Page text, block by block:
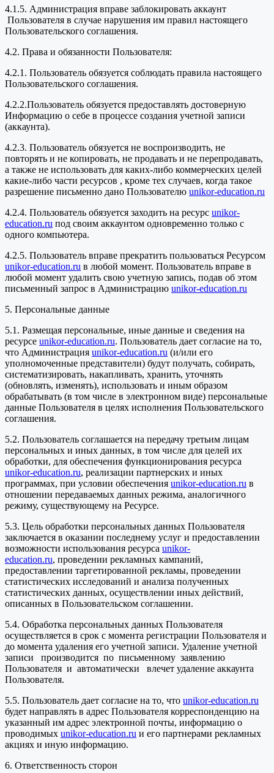
4.1.5. Администрация вправе заблокировать аккаунт
Пользователя в случае нарушения им правил настоящего
Пользовательского соглашения.
4.2. Права и обязанности Пользователя:
4.2.1. Пользователь обязуется соблюдать правила настоящего
Пользовательского соглашения.
4.2.2.Пользователь обязуется предоставлять достоверную
Информацию о себе в процессе создания учетной записи
(аккаунта).
4.2.3. Пользователь обязуется не воспроизводить, не
повторять и не копировать, не продавать и не перепродавать,
а также не использовать для каких-либо коммерческих целей
какие-либо части ресурсов , кроме тех случаев, когда такое
разрешение письменно дано Пользователю unikor-education.ru
4.2.4. Пользователь обязуется заходить на ресурс unikor-
education.ru под своим аккаунтом одновременно только с
одного компьютера.
4.2.5. Пользователь вправе прекратить пользоваться Ресурсом
unikor-education.ru в любой момент. Пользователь вправе в
любой момент удалить свою учетную запись, подав об этом
письменный запрос в Администрацию unikor-education.ru
5. Персональные данные
5.1. Размещая персональные, иные данные и сведения на
ресурсе unikor-education.ru. Пользователь дает согласие на то,
что Администрация unikor-education.ru (и/или его
уполномоченные представители) будут получать, собирать,
систематизировать, накапливать, хранить, уточнять
(обновлять, изменять), использовать и иным образом
обрабатывать (в том числе в электронном виде) персональные
данные Пользователя в целях исполнения Пользовательского
соглашения.
5.2. Пользователь соглашается на передачу третьим лицам
персональных и иных данных, в том числе для целей их
обработки, для обеспечения функционирования ресурса
unikor-education.ru, реализации партнерских и иных
программах, при условии обеспечения unikor-education.ru в
отношении передаваемых данных режима, аналогичного
режиму, существующему на Ресурсе.
5.3. Цель обработки персональных данных Пользователя
заключается в оказании последнему услуг и предоставлении
возможности использования ресурса unikor-
education.ru, проведении рекламных кампаний,
предоставлении таргетированной рекламы, проведении
статистических исследований и анализа полученных
статистических данных, осуществлении иных действий,
описанных в Пользовательском соглашении.
5.4. Обработка персональных данных Пользователя
осуществляется в срок с момента регистрации Пользователя и
до момента удаления его учетной записи. Удаление учетной
записи производится по письменному заявлению
Пользователя и автоматически влечет удаление аккаунта
Пользователя.
5.5. Пользователь дает согласие на то, что unikor-education.ru
будет направлять в адрес Пользователя корреспонденцию на
указанный им адрес электронной почты, информацию о
проводимых unikor-education.ru и его партнерами рекламных
акциях и иную информацию.
6. Ответственность сторон